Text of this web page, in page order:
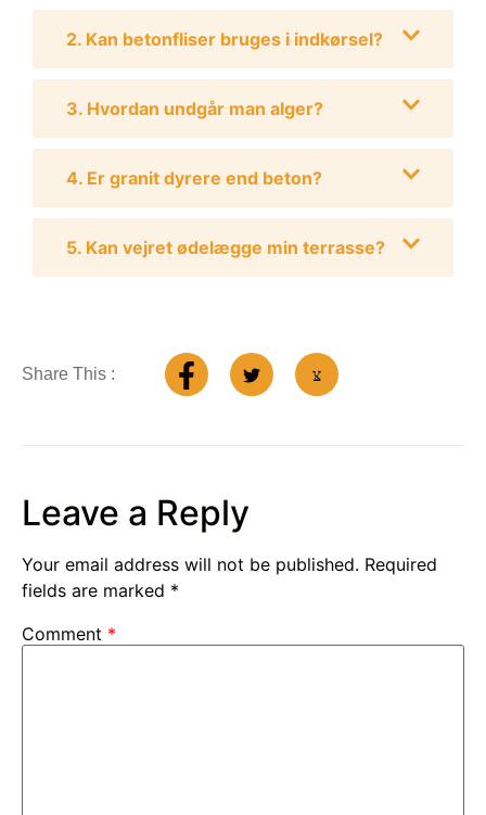
2. Kan betonfliser bruges i indkørsel?
3. Hvordan undgår man alger?
4. Er granit dyrere end beton?
5. Kan vejret ødelægge min terrasse?
Share This :
Leave a Reply
Your email address will not be published. Required
fields are marked *
Comment *